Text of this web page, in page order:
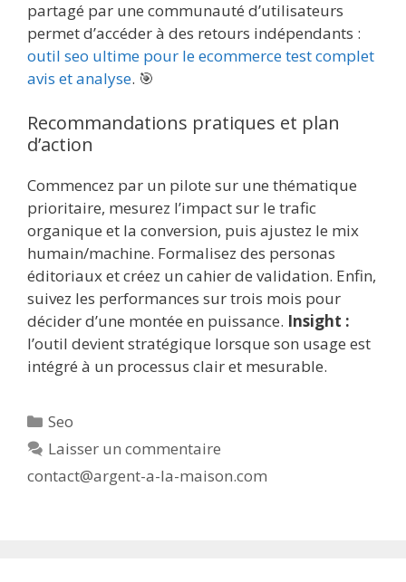
partagé par une communauté d’utilisateurs
permet d’accéder à des retours indépendants :
outil seo ultime pour le ecommerce test complet
avis et analyse. 🎯
Recommandations pratiques et plan
d’action
Commencez par un pilote sur une thématique
prioritaire, mesurez l’impact sur le trafic
organique et la conversion, puis ajustez le mix
humain/machine. Formalisez des personas
éditoriaux et créez un cahier de validation. Enfin,
suivez les performances sur trois mois pour
décider d’une montée en puissance. Insight :
l’outil devient stratégique lorsque son usage est
intégré à un processus clair et mesurable.
Catégories
Seo
Laisser un commentaire
contact@argent-a-la-maison.com